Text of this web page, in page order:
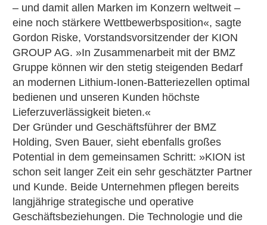
– und damit allen Marken im Konzern weltweit –
eine noch stärkere Wettbewerbsposition«, sagte
Gordon Riske, Vorstandsvorsitzender der KION
GROUP AG. »In Zusammenarbeit mit der BMZ
Gruppe können wir den stetig steigenden Bedarf
an modernen Lithium-Ionen-Batteriezellen optimal
bedienen und unseren Kunden höchste
Lieferzuverlässigkeit bieten.«
Der Gründer und Geschäftsführer der BMZ
Holding, Sven Bauer, sieht ebenfalls großes
Potential in dem gemeinsamen Schritt: »KION ist
schon seit langer Zeit ein sehr geschätzter Partner
und Kunde. Beide Unternehmen pflegen bereits
langjährige strategische und operative
Geschäftsbeziehungen. Die Technologie und die